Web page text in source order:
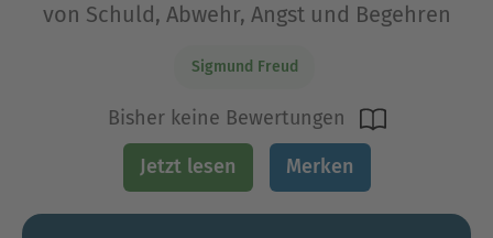
von Schuld, Abwehr, Angst und Begehren
Sigmund Freud
Bisher keine Bewertungen
Jetzt lesen Merken